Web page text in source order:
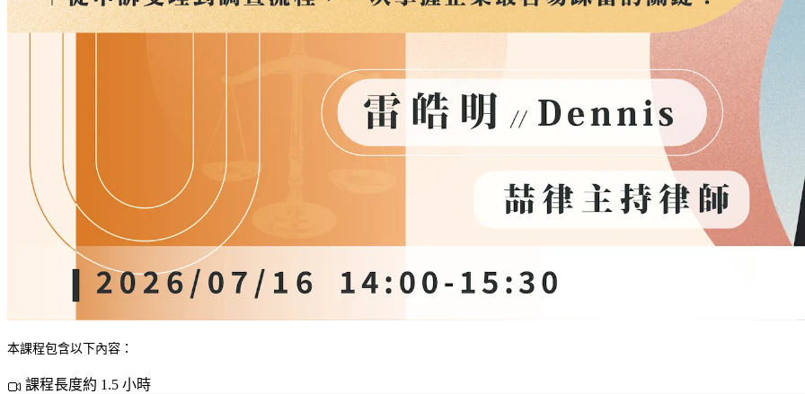
本課程包含以下內容：
課程長度約 1.5 小時